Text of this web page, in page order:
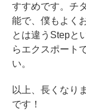
すすめです。チ
能で、僕もよく
とは違うStepと
らエクスポート
い。
以上、長くなり
です！